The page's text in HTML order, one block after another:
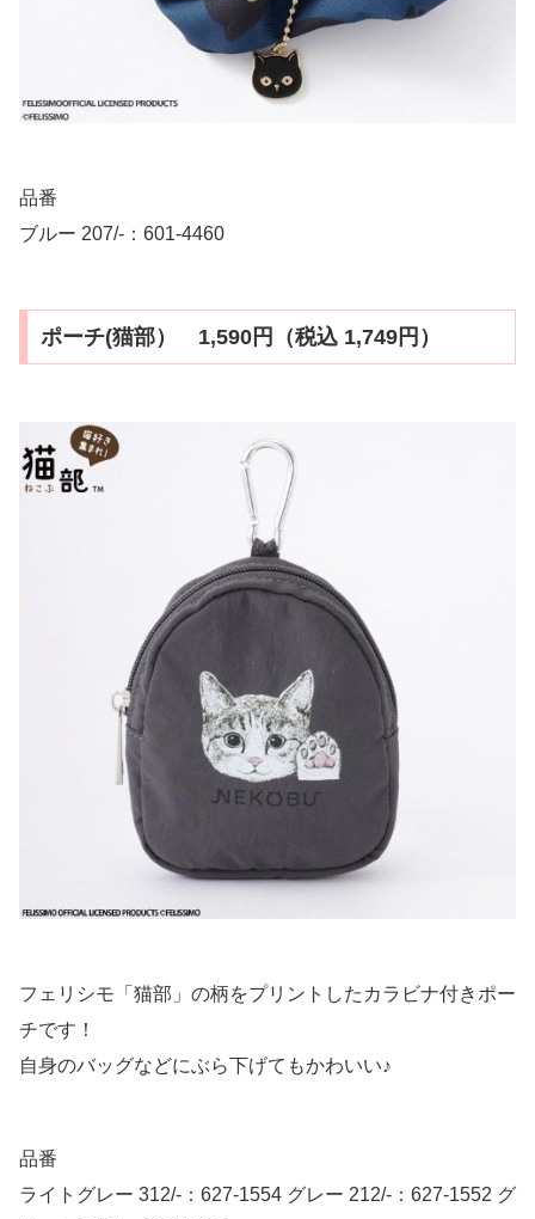
品番
ブルー 207/-：601-4460
ポーチ(猫部） 1,590円（税込 1,749円）
フェリシモ「猫部」の柄をプリントしたカラビナ付きポー
チです！
自身のバッグなどにぶら下げてもかわいい♪
品番
ライトグレー 312/-：627-1554 グレー 212/-：627-1552 グ